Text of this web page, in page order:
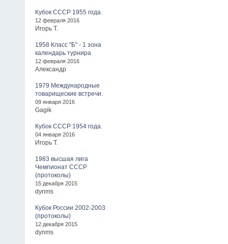
Кубок СССР 1955 года.
12 февраля 2016
Игорь Т.
1958 Класс "Б" - 1 зона
календарь турнира
12 февраля 2016
Александр
1979 Международные
товарищеские встречи.
09 января 2016
Gagik
Кубок СССР 1954 года.
04 января 2016
Игорь Т.
1983 высшая лига
Чемпионат СССР
(протоколы)
15 декабря 2015
dynms
Кубок России 2002-2003
(протоколы)
12 декабря 2015
dynms